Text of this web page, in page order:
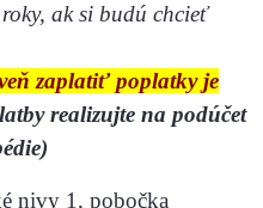
ak si budú chcieť
zaplatiť poplatky je
realizujte na podúčet
nivy 1, pobočka